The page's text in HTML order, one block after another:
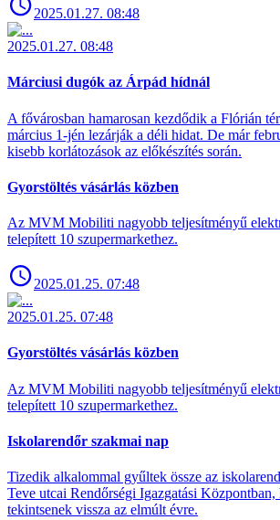
2025.01.27. 08:48
2025.01.27. 08:48
Márciusi dugók az Árpád hídnál
A fővárosban hamarosan kezdődik a Flórián
március 1-jén lezárják a déli hidat. De már
kisebb korlátozások az előkészítés során.
Gyorstöltés vásárlás közben
Az MVM Mobiliti nagyobb teljesítményű
telepített 10 szupermarkethez.
2025.01.25. 07:48
2025.01.25. 07:48
Gyorstöltés vásárlás közben
Az MVM Mobiliti nagyobb teljesítményű
telepített 10 szupermarkethez.
Iskolarendőr szakmai nap
Tizedik alkalommal gyűltek össze az
Teve utcai Rendőrségi Igazgatási
tekintsenek vissza az elmúlt évre.